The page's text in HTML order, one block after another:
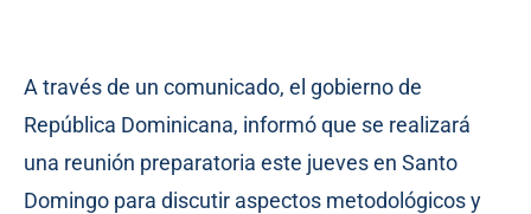
A través de un comunicado, el gobierno de
República Dominicana, informó que se realizará
una reunión preparatoria este jueves en Santo
Domingo para discutir aspectos metodológicos y